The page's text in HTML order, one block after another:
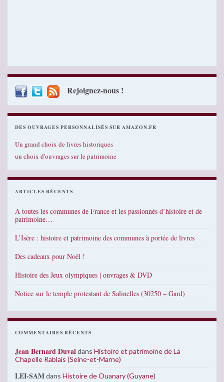
Rejoignez-nous !
DES OUVRAGES PERSONNALISÉS SUR AMAZON.FR
Un grand choix de livres historiques
un choix d'ouvrages sur le patrimoine
ARTICLES RÉCENTS
A toutes les communes de France et les passionnés d’histoire et de
patrimoine…
L’Isère : histoire et patrimoine des communes à portée de livres
Des cadeaux pour Noël !
Histoire des Jeux olympiques | ouvrages & DVD
Notice sur le temple protestant de Salinelles (30250 – Gard)
COMMENTAIRES RÉCENTS
Jean Bernard Duvaldans Histoire et patrimoine de La
Chapelle Rablais (Seine-et-Marne)
LEI-SAMdans Histoire de Ouanary (Guyane)